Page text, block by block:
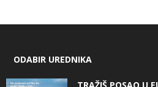
ODABIR UREDNIKA